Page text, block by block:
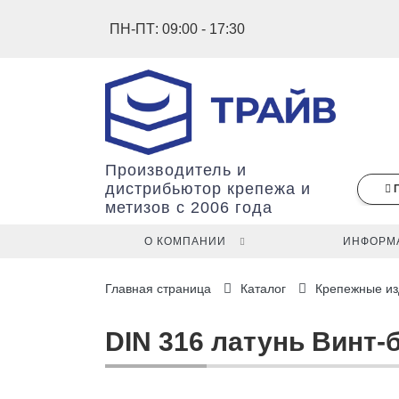
ПН-ПТ: 09:00 - 17:30
Производитель и
дистрибьютор крепежа и
метизов с 2006 года
О КОМПАНИИ
Главная страница Каталог Крепежные
DIN 316 латунь Винт-